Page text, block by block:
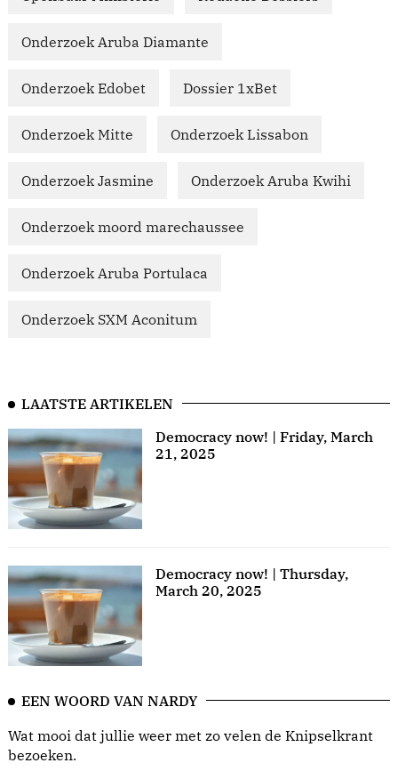
Onderzoek Aruba Diamante
Onderzoek Edobet Dossier 1xBet
Onderzoek Mitte Onderzoek Lissabon
Onderzoek Jasmine Onderzoek Aruba Kwihi
Onderzoek moord marechaussee
Onderzoek Aruba Portulaca
Onderzoek SXM Aconitum
LAATSTE ARTIKELEN
Democracy now! | Friday, March
21, 2025
Democracy now! | Thursday,
March 20, 2025
EEN WOORD VAN NARDY
Wat mooi dat jullie weer met zo velen de Knipselkrant
bezoeken.